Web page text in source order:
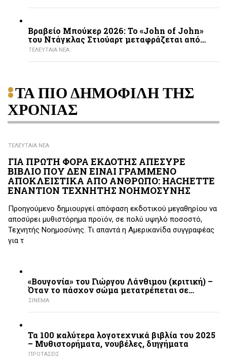
Βραβείο Μπούκερ 2026: Το «John of John»
του Ντάγκλας Στιούαρτ μεταφράζεται από…
ΤΕΛΕΥΤΑΙΑ ΝΕΑ
ΤΑ ΠΙΟ ΔΗΜΟΦΙΛΗ ΤΗΣ
ΧΡΟΝΙΑΣ
ΤΕΛΕΥΤΑΙΑ ΝΕΑ
ΓΙΑ ΠΡΩΤΗ ΦΟΡΑ ΕΚΔΟΤΗΣ ΑΠΕΣΥΡΕ
ΒΙΒΛΙΟ ΠΟΥ ΔΕΝ ΕΙΝΑΙ ΓΡΑΜΜΕΝΟ
ΑΠΟΚΛΕΙΣΤΙΚΑ ΑΠΟ ΑΝΘΡΩΠΟ: HACHETTE
ΕΝΑΝΤΙΟΝ ΤΕΧΝΗΤΗΣ ΝΟΗΜΟΣΥΝΗΣ
Προηγούμενο δημιουργεί απόφαση εκδοτικού μεγαθηρίου να
αποσύρει μυθιστόρημα προϊόν, σε πολύ υψηλό ποσοστό,
Τεχνητής Νοημοσύνης. Τι απαντά η Αμερικανίδα συγγραφέας
για τ
«Βουγονία» του Γιώργου Λάνθιμου (κριτική) –
Όταν το πάσχον σώμα μετατρέπεται σε…
ΣΙΝΕΜΑ
Τα 100 καλύτερα λογοτεχνικά βιβλία του 2025
– Mυθιστορήματα, νουβέλες, διηγήματα
ΠΡΟΤΑΣΕΙΣ